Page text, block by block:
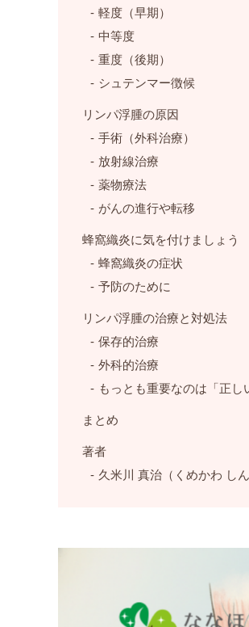
軽度（早期）
中等度
重度（後期）
シュテンマー徴候
リンパ浮腫の原因
手術（外科治療）
放射線治療
薬物療法
がんの進行や転移
蜂窩織炎に気を付けましょう
蜂窩織炎の症状
予防のために
リンパ浮腫の治療と対処法
保存的治療
外科的治療
もっとも重要なのは「正し
まとめ
著者
久米川 真治（くめかわ し